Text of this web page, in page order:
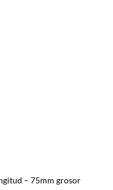
– 75mm grosor